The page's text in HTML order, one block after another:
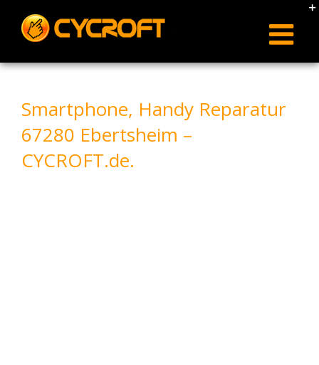
content
Smartphone, Handy Reparatur
67280 Ebertsheim –
CYCROFT.de.